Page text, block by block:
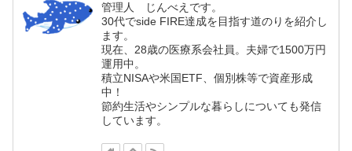
管理人 じんべえです。
30代でside FIRE達成を目指す道のりを紹介し
ます。
現在、28歳の医療系会社員。夫婦で1500万円
運用中。
積立NISAや米国ETF、個別株等で資産形成
中！
節約生活やシンプルな暮らしについても発信
しています。